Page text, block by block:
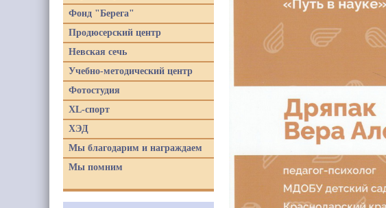
Фонд "Берега"
Продюсерский центр
Невская сечь
Учебно-методический центр
Фотостудия
XL-спорт
ХЭД
Мы благодарим и награждаем
Мы помним